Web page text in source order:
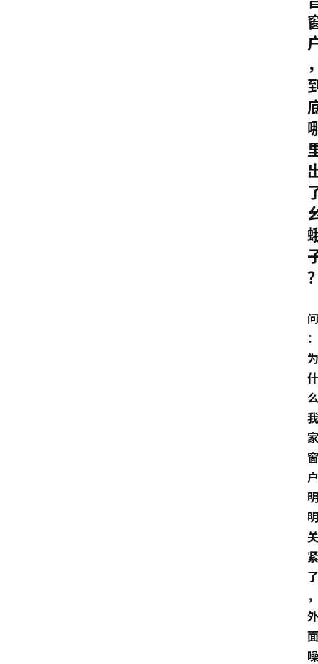
问
：
为
什
么
我
家
窗
户
明
明
关
紧
了
，
外
面
噪